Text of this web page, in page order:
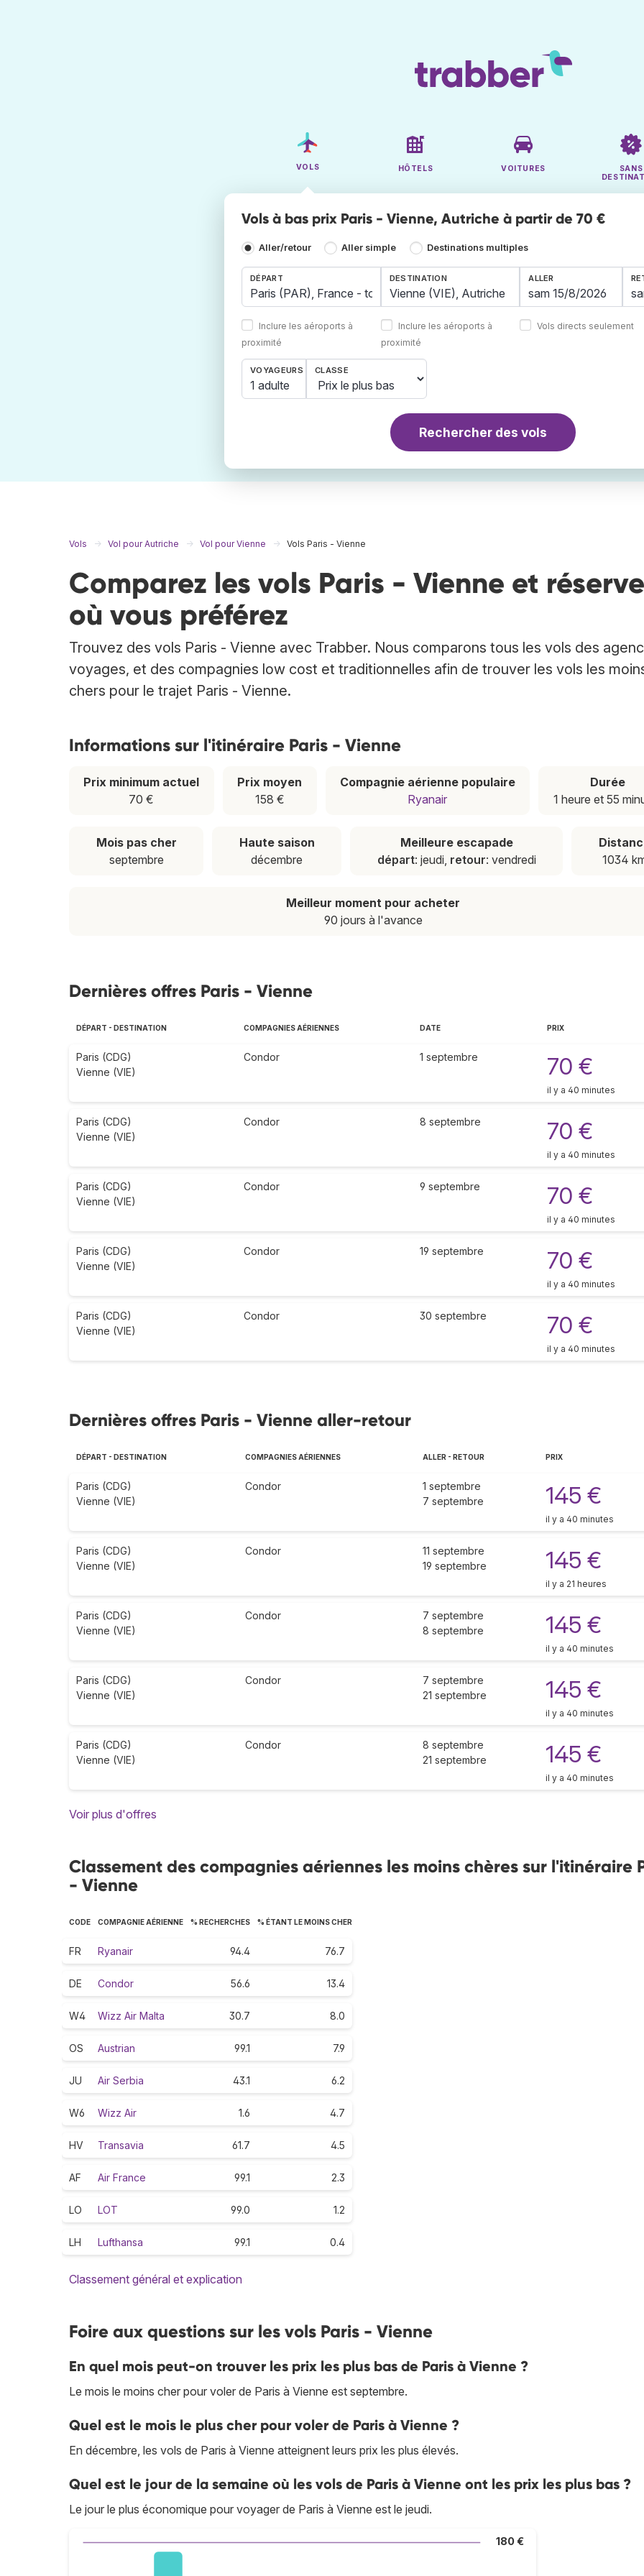
VOLS HÔTELS VOITURES
SANS
Vols à bas prix Paris - Vienne, Autriche à partir de 70 €
Aller/retour Aller simple Destinations multiples
DÉPART
Inclure les aéroports à
proximité
DESTINATION
Inclure les aéroports à
proximité
ALLER
Vols directs seulement
VOYAGEURS
1 adulte
CLASSE
Rechercher des vols
Vols Vol pour Autriche Vol pour Vienne Vols Paris - Vienne
Comparez les vols Paris - Vienne et
où vous préférez
Trouvez des vols Paris - Vienne avec Trabber. Nous comparons tous les vols des
voyages, et des compagnies low cost et traditionnelles afin de trouver les vols les
chers pour le trajet Paris - Vienne.
Informations sur l'itinéraire Paris - Vienne
Prix minimum actuel
70 €
Prix moyen
158 €
Compagnie aérienne populaire
Ryanair
Durée
1 heure et 55
Mois pas cher
septembre
Haute saison
décembre
Meilleure escapade
départ: jeudi, retour: vendredi
1034
Meilleur moment pour acheter
90 jours à l'avance
Dernières offres Paris - Vienne
DÉPART - DESTINATION COMPAGNIES AÉRIENNES DATE PRIX
Paris (CDG)
Vienne (VIE)
Condor 1 septembre 70 €
il y a 40 minutes
Paris (CDG)
Vienne (VIE)
Condor 8 septembre 70 €
il y a 40 minutes
Paris (CDG)
Vienne (VIE)
Condor 9 septembre 70 €
il y a 40 minutes
Paris (CDG)
Vienne (VIE)
Condor 19 septembre 70 €
il y a 40 minutes
Paris (CDG)
Vienne (VIE)
Condor 30 septembre 70 €
il y a 40 minutes
Dernières offres Paris - Vienne aller-retour
DÉPART - DESTINATION COMPAGNIES AÉRIENNES ALLER - RETOUR PRIX
Paris (CDG)
Vienne (VIE)
Condor
1 septembre
7 septembre
145 €
il y a 40 minutes
Paris (CDG)
Vienne (VIE)
Condor
11 septembre
19 septembre
145 €
il y a 21 heures
Paris (CDG)
Vienne (VIE)
Condor
7 septembre
8 septembre
145 €
il y a 40 minutes
Paris (CDG)
Vienne (VIE)
Condor
7 septembre
21 septembre
145 €
il y a 40 minutes
Paris (CDG)
Vienne (VIE)
Condor
8 septembre
21 septembre
145 €
il y a 40 minutes
Voir plus d'offres
Classement des compagnies aériennes les moins chères sur l'itinéraire
- Vienne
CODE COMPAGNIE AÉRIENNE % RECHERCHES % ÉTANT LE MOINS CHER
FR Ryanair 94.4 76.7
DE Condor 56.6 13.4
W4 Wizz Air Malta 30.7 8.0
OS Austrian 99.1 7.9
JU Air Serbia 43.1 6.2
W6 Wizz Air 1.6 4.7
HV Transavia 61.7 4.5
AF Air France 99.1 2.3
LO LOT 99.0 1.2
LH Lufthansa 99.1 0.4
Classement général et explication
Foire aux questions sur les vols Paris - Vienne
En quel mois peut-on trouver les prix les plus bas de Paris à Vienne ?
Le mois le moins cher pour voler de Paris à Vienne est septembre.
Quel est le mois le plus cher pour voler de Paris à Vienne ?
En décembre, les vols de Paris à Vienne atteignent leurs prix les plus élevés.
Quel est le jour de la semaine où les vols de Paris à Vienne ont les prix les plus bas ?
Le jour le plus économique pour voyager de Paris à Vienne est le jeudi.
180 €